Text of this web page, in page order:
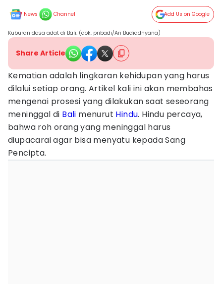
News Channel Add Us on Google
Kuburan desa adat di Bali. (dok. pribadi/Ari Budiadnyana)
Share Article
Kematian adalah lingkaran kehidupan yang harus
dilalui setiap orang. Artikel kali ini akan membahas
mengenai prosesi yang dilakukan saat seseorang
meninggal di Bali menurut Hindu. Hindu percaya,
bahwa roh orang yang meninggal harus
diupacarai agar bisa menyatu kepada Sang
Pencipta.